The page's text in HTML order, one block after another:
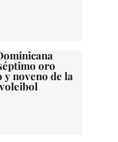
oro
y noveno de la